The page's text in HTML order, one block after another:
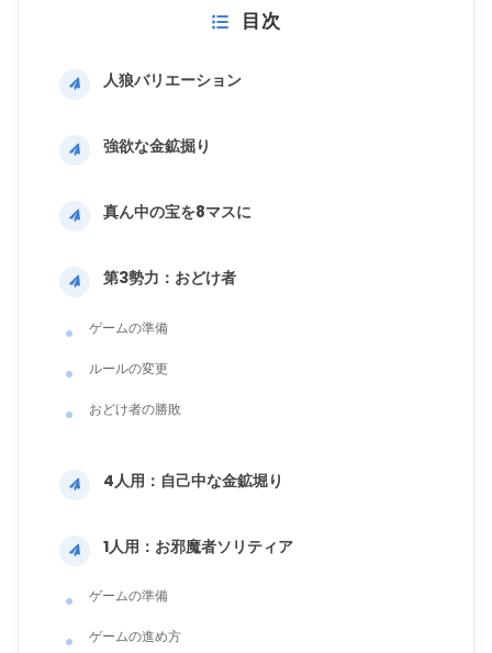
目次
人狼バリエーション
強欲な金鉱掘り
真ん中の宝を8マスに
第3勢力：おどけ者
ゲームの準備
ルールの変更
おどけ者の勝敗
4人用：自己中な金鉱堀り
1人用：お邪魔者ソリティア
ゲームの準備
ゲームの進め方